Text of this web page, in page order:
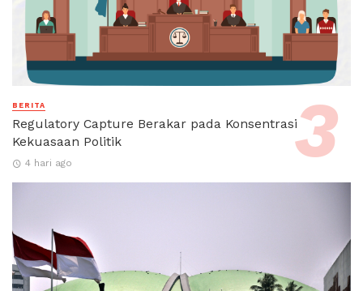
BERITA
Regulatory Capture Berakar pada Konsentrasi
Kekuasaan Politik
4 hari ago